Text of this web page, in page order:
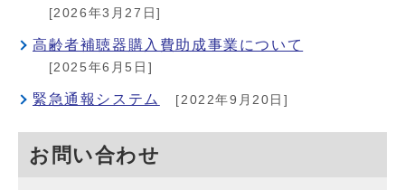
[2026年3月27日]
高齢者補聴器購入費助成事業について
[2025年6月5日]
緊急通報システム [2022年9月20日]
お問い合わせ